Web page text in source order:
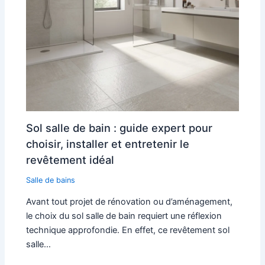
Sol salle de bain : guide expert pour
choisir, installer et entretenir le
revêtement idéal
Salle de bains
Avant tout projet de rénovation ou d’aménagement,
le choix du sol salle de bain requiert une réflexion
technique approfondie. En effet, ce revêtement sol
salle…